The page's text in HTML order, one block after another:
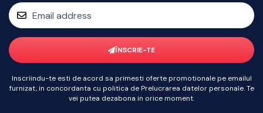
ÎNSCRIE-TE
Inscriindu-te esti de acord sa primesti oferte promotionale pe emailul
furnizat, in concordanta cu politica de Prelucrarea datelor personale. Te
vei putea dezabona in orice moment.